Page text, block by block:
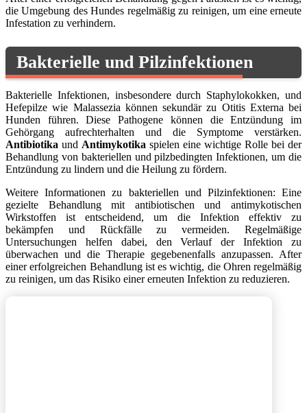
die Umgebung des Hundes regelmäßig zu reinigen, um eine erneute
Infestation zu verhindern.
Bakterielle und Pilzinfektionen
Bakterielle Infektionen, insbesondere durch Staphylokokken, und
Hefepilze wie Malassezia können sekundär zu Otitis Externa bei
Hunden führen. Diese Pathogene können die Entzündung im
Gehörgang aufrechterhalten und die Symptome verstärken.
Antibiotika und Antimykotika spielen eine wichtige Rolle bei der
Behandlung von bakteriellen und pilzbedingten Infektionen, um die
Entzündung zu lindern und die Heilung zu fördern.
Weitere Informationen zu bakteriellen und Pilzinfektionen: Eine
gezielte Behandlung mit antibiotischen und antimykotischen
Wirkstoffen ist entscheidend, um die Infektion effektiv zu
bekämpfen und Rückfälle zu vermeiden. Regelmäßige
Untersuchungen helfen dabei, den Verlauf der Infektion zu
überwachen und die Therapie gegebenenfalls anzupassen. After
einer erfolgreichen Behandlung ist es wichtig, die Ohren regelmäßig
zu reinigen, um das Risiko einer erneuten Infektion zu reduzieren.